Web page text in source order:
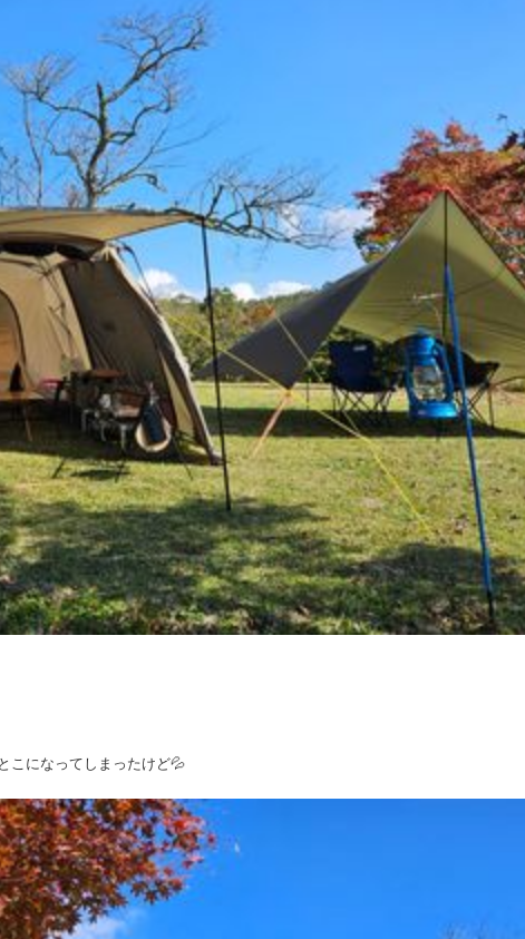
こになってしまったけど💦